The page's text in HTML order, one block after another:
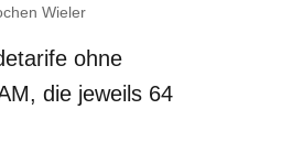
Wieler
ohne
die jeweils 64